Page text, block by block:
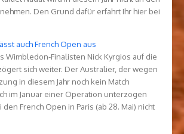
Den Grund dafür erfahrt Ihr hier bei
auch French Open aus
Wimbledon-Finalisten Nick Kyrgios auf die
sich weiter. Der Australier, der wegen
in diesem Jahr noch kein Match
im Januar einer Operation unterzogen
den French Open in Paris (ab 28. Mai) nicht